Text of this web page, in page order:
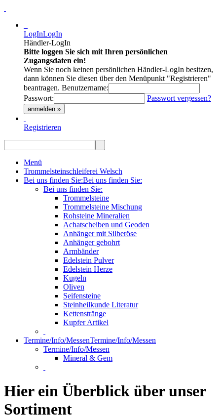
LogInLogIn
Händler-LogIn
Bitte loggen Sie sich mit Ihren persönlichen
Zugangsdaten ein!
Wenn Sie noch keinen persönlichen Händler-LogIn besitzen,
dann können Sie diesen über den Menüpunkt "Registrieren"
beantragen. Benutzername:
Passwort:
Passwort vergessen?
anmelden »
Registrieren
Menü
Trommelsteinschleiferei Welsch
Bei uns finden Sie:Bei uns finden Sie:
Bei uns finden Sie:
Trommelsteine
Trommelsteine Mischung
Rohsteine Mineralien
Achatscheiben und Geoden
Anhänger mit Silberöse
Anhänger gebohrt
Armbänder
Edelstein Pulver
Edelstein Herze
Kugeln
Oliven
Seifensteine
Steinheilkunde Literatur
Kettenstränge
Kupfer Artikel
Termine/Info/MessenTermine/Info/Messen
Termine/Info/Messen
Mineral & Gem
Hier ein Überblick über unser
Sortiment